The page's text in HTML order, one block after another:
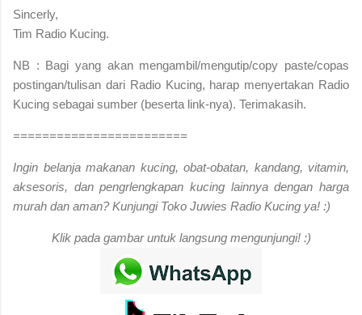
Sincerly,
Tim Radio Kucing.
NB : Bagi yang akan mengambil/mengutip/copy paste/copas
postingan/tulisan dari Radio Kucing, harap menyertakan Radio
Kucing sebagai sumber (beserta link-nya). Terimakasih.
========================
Ingin belanja makanan kucing, obat-obatan, kandang, vitamin,
aksesoris, dan pengrlengkapan kucing lainnya dengan harga
murah dan aman? Kunjungi Toko Juwies Radio Kucing ya! :)
Klik pada gambar untuk langsung mengunjungi! :)